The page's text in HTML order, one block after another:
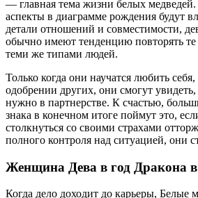
— главная тема жизни белых
аспекты в диаграмме рождения будут
детали отношений и совместимости,
обычно имеют тенденцию повторять
теми же типами людей.
Только когда они научатся любить
одобрении других, они смогут
нужно в партнерстве. К счастью,
знака в конечном итоге поймут это,
столкнуться со своими страхами
полного контроля над ситуацией, они
Женщина Дева в год Дракона в
Когда дело доходит до карьеры, Белые